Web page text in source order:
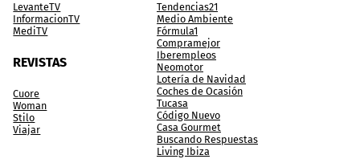
LevanteTV
InformacionTV
MediTV
REVISTAS
Cuore
Woman
Stilo
Viajar
Tendencias21
Medio Ambiente
Fórmula1
Compramejor
Iberempleos
Neomotor
Lotería de Navidad
Coches de Ocasión
Tucasa
Código Nuevo
Casa Gourmet
Buscando Respuestas
Living Ibiza